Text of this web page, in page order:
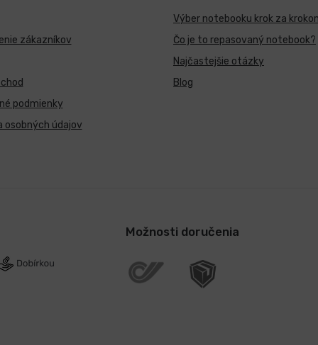
zákazníkov
podmienky
osobných údajov
Výber notebooku krok za
Čo je to repasovaný notebook?
Najčastejšie otázky
Blog
Možnosti doručenia